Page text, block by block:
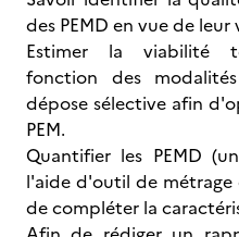
des PEMD en vue de
Estimer la viabilité
fonction des
dépose sélective afin
PEM.
Quantifier les PEMD
l'aide d'outil de
de compléter la